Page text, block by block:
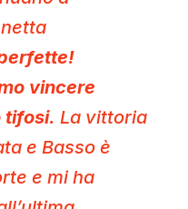
vincere
tifosi. La vittoria
e Basso è
e mi ha